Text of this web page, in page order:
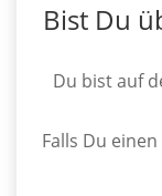
Bist Du
Du bist auf
Falls Du